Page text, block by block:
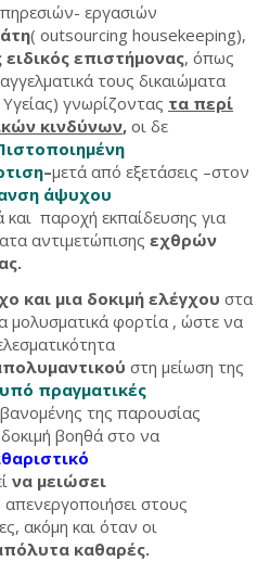
εργασιών
( outsourcing housekeeping),
επιστήμονας, όπως
τους δικαιώματα
γνωρίζοντας τα περί
κινδύνων, οι δε
–μετά από εξετάσεις –στον
άψυχου
και παροχή εκπαίδευσης για
αντιμετώπισης εχθρών
και μια δοκιμή ελέγχου στα
μολυσματικά φορτία , ώστε να
στη μείωση της
υπό πραγματικές
της παρουσίας
βοηθά στο να
να μειώσει
απενεργοποιήσει στους
ακόμη και όταν οι
καθαρές.